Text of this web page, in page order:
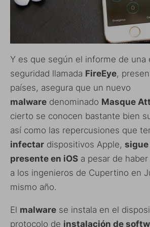
Y es que según el informe de una
seguridad llamada FireEye,
países, asegura que un nuevo
malware denominado Masque
cierto se conocen bastante bien
así como las repercusiones que
infectar dispositivos Apple,
presente en iOS a pesar de
a los ingenieros de Cupertino en
mismo año.
El malware se instala en el
protocolo de instalación de